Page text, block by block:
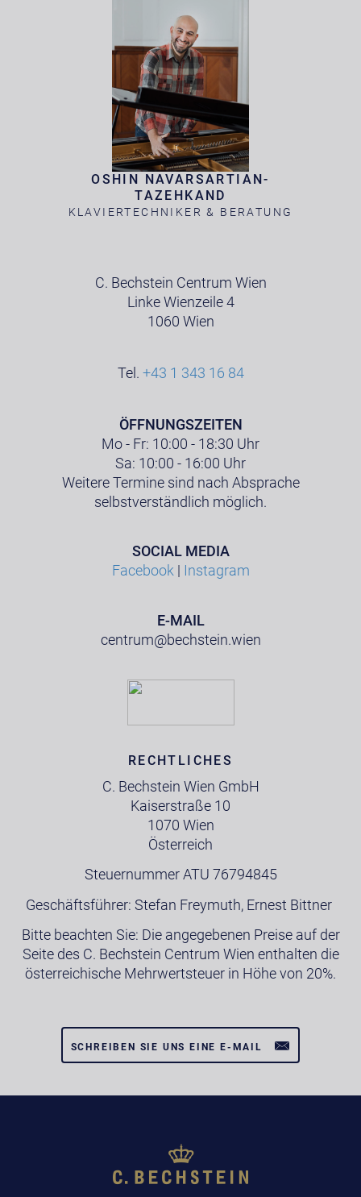
OSHIN NAVARSARTIAN-
TAZEHKAND
KLAVIERTECHNIKER & BERATUNG
C. Bechstein Centrum Wien
Linke Wienzeile 4
1060 Wien
Tel. +43 1 343 16 84
ÖFFNUNGSZEITEN
Mo - Fr: 10:00 - 18:30 Uhr
Sa: 10:00 - 16:00 Uhr
Weitere Termine sind nach Absprache
selbstverständlich möglich.
SOCIAL MEDIA
Facebook | Instagram
E-MAIL
centrum@bechstein.wien
RECHTLICHES
C. Bechstein Wien GmbH
Kaiserstraße 10
1070 Wien
Österreich
Steuernummer ATU 76794845
Geschäftsführer: Stefan Freymuth, Ernest Bittner
Bitte beachten Sie: Die angegebenen Preise auf der
Seite des C. Bechstein Centrum Wien enthalten die
österreichische Mehrwertsteuer in Höhe von 20%.
SCHREIBEN SIE UNS EINE E-MAIL